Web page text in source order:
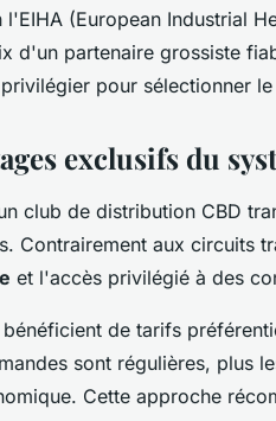
l'EIHA (European Industrial
d'un partenaire grossiste
pour sélectionner
exclusifs du
club de distribution CBD
Contrairement aux circuits
et l'accès privilégié à des
bénéficient de tarifs
sont régulières, plus
Cette approche